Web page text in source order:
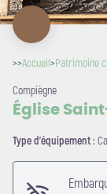
>>Accueil>Patrimoine
Compiègne
Église
Type d'équipement :